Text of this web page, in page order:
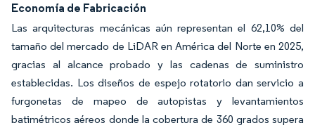
Economía de Fabricación
Las arquitecturas mecánicas aún representan el 62,10% del
tamaño del mercado de LiDAR en América del Norte en 2025,
gracias al alcance probado y las cadenas de suministro
establecidas. Los diseños de espejo rotatorio dan servicio a
furgonetas de mapeo de autopistas y levantamientos
batimétricos aéreos donde la cobertura de 360 grados supera